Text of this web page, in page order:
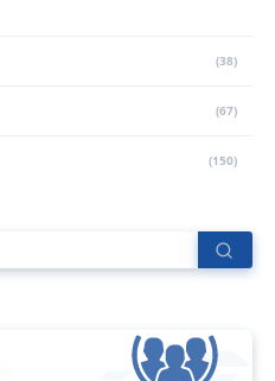
(38)
(67)
(150)